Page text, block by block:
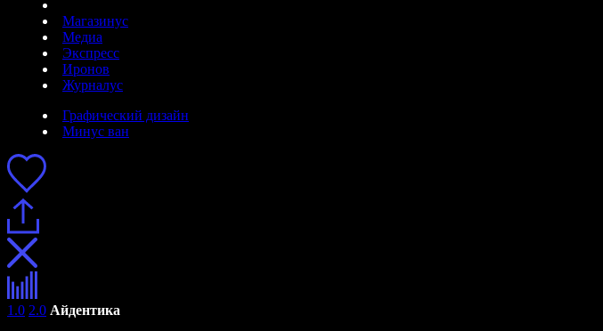
Магазинус
Медиа
Экспресс
Иронов
Журналус
Графический дизайн
Минус ван
1.0 2.0 Айдентика